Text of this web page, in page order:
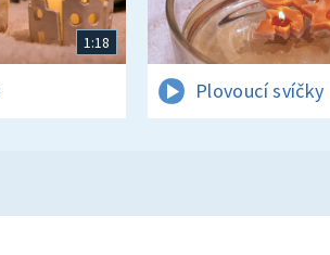
1:18
Plovoucí svíčky